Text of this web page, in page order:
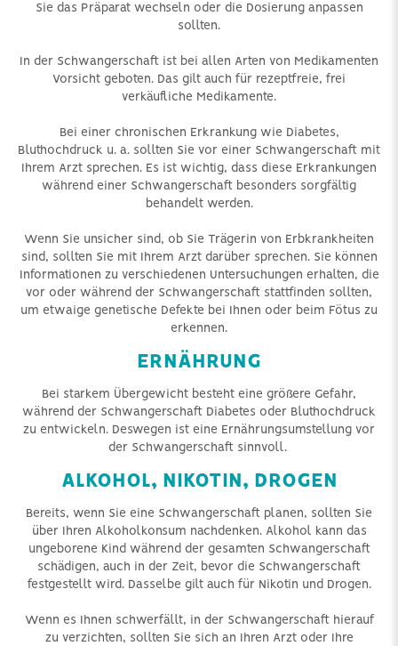
Sie das Präparat wechseln oder die Dosierung anpassen
sollten.
In der Schwangerschaft ist bei allen Arten von Medikamenten
Vorsicht geboten. Das gilt auch für rezeptfreie, frei
verkäufliche Medikamente.
Bei einer chronischen Erkrankung wie Diabetes,
Bluthochdruck u. a. sollten Sie vor einer Schwangerschaft mit
Ihrem Arzt sprechen. Es ist wichtig, dass diese Erkrankungen
während einer Schwangerschaft besonders sorgfältig
behandelt werden.
Wenn Sie unsicher sind, ob Sie Trägerin von Erbkrankheiten
sind, sollten Sie mit Ihrem Arzt darüber sprechen. Sie können
Informationen zu verschiedenen Untersuchungen erhalten, die
vor oder während der Schwangerschaft stattfinden sollten,
um etwaige genetische Defekte bei Ihnen oder beim Fötus zu
erkennen.
ERNÄHRUNG
Bei starkem Übergewicht besteht eine größere Gefahr,
während der Schwangerschaft Diabetes oder Bluthochdruck
zu entwickeln. Deswegen ist eine Ernährungsumstellung vor
der Schwangerschaft sinnvoll.
ALKOHOL, NIKOTIN, DROGEN
Bereits, wenn Sie eine Schwangerschaft planen, sollten Sie
über Ihren Alkoholkonsum nachdenken. Alkohol kann das
ungeborene Kind während der gesamten Schwangerschaft
schädigen, auch in der Zeit, bevor die Schwangerschaft
festgestellt wird. Dasselbe gilt auch für Nikotin und Drogen.
Wenn es Ihnen schwerfällt, in der Schwangerschaft hierauf
zu verzichten, sollten Sie sich an Ihren Arzt oder Ihre